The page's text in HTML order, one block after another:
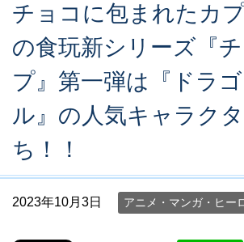
チョコに包まれたカ
の食玩新シリーズ『
プ』第一弾は『ドラ
ル』の人気キャラク
ち！！
2023年10月3日 アニメ・マンガ・ヒー